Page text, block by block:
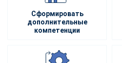
Сформировать
дополнительные
компетенции